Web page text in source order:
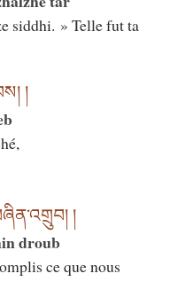
siddhi. » Telle fut ta
།
།
droub
ce que nous